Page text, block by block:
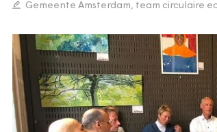
Gemeente Amsterdam, team circulaire